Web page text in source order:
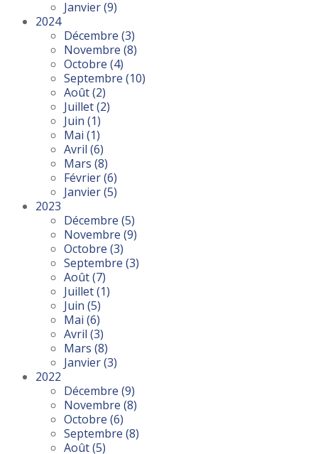
Janvier(9)
2024
Décembre (3)
Novembre (8)
Octobre (4)
Septembre (10)
Août(2)
Juillet(2)
Juin (1)
Mai (1)
Avril (6)
Mars (8)
Février(6)
Janvier(5)
2023
Décembre (5)
Novembre (9)
Octobre (3)
Septembre (3)
Août(7)
Juillet(1)
Juin (5)
Mai (6)
Avril (3)
Mars (8)
Janvier(3)
2022
Décembre (9)
Novembre (8)
Octobre (6)
Septembre (8)
Août(5)